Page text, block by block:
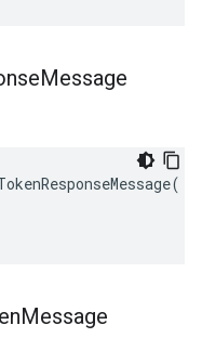
Message
(
Message